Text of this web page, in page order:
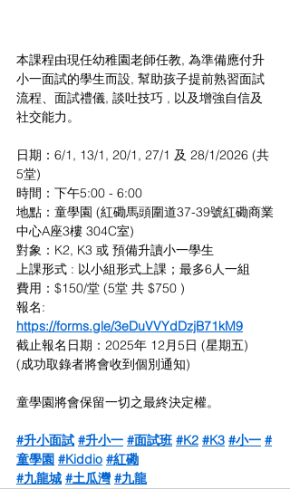
本課程由現任幼稚園老師任教, 為準備應付升
小一面試的學生而設, 幫助孩子提前熟習面試
流程、面試禮儀, 談吐技巧 , 以及增強自信及
社交能力。
日期：6/1, 13/1, 20/1, 27/1 及 28/1/2026 (共
5堂)
時間：下午5:00 - 6:00
地點：童學園 (紅磡馬頭圍道37-39號紅磡商業
中心A座3樓 304C室)
對象：K2, K3 或 預備升讀小一學生
上課形式 : 以小組形式上課；最多6人一組
費用：$150/堂 (5堂 共 $750 )
報名:
https://forms.gle/3eDuVVYdDzjB71kM9
截止報名日期：2025年 12月5日 (星期五)
(成功取錄者將會收到個別通知)
童學園將會保留一切之最終決定權。
#升小面試 #升小一 #面試班 #K2 #K3 #小一 #
童學園 #Kiddio #紅磡
#九龍城 #土瓜灣 #九龍